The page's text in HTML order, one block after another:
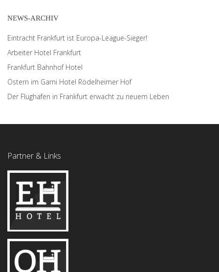
NEWS-ARCHIV
Eintracht Frankfurt ist Europa-League-Sieger!
Arbeiter Hotel Frankfurt
Frankfurt Bahnhof Hotel
Ostern im Garni Hotel Rödelheimer Hof
Der Flughafen in Frankfurt erwacht zu neuem Leben
Partner & Links